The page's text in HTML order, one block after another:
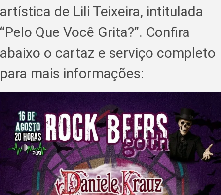
artística de Lili Teixeira, intitulada
“Pelo Que Você Grita?”. Confira
abaixo o cartaz e serviço completo
para mais informações: